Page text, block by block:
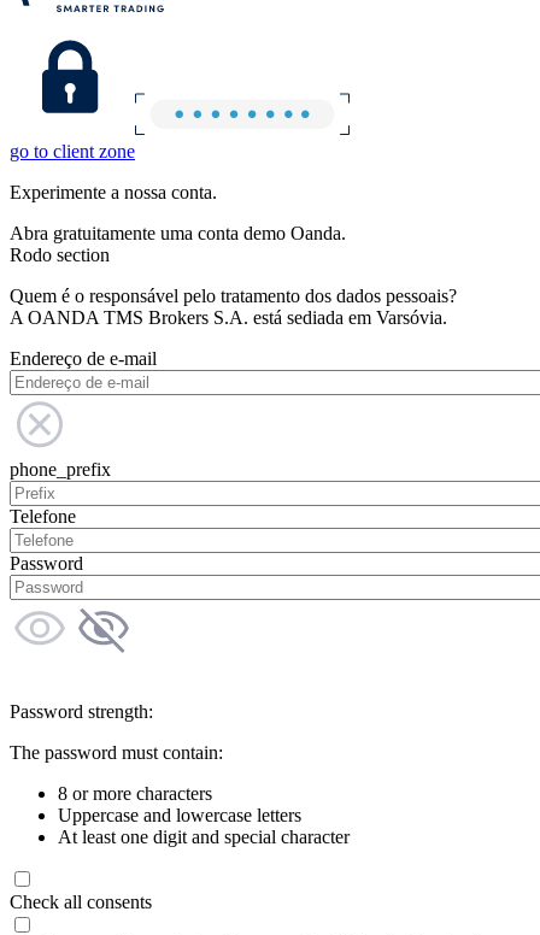
go to client zone
Experimente a nossa conta.
Abra gratuitamente uma conta demo Oanda.
Rodo section
Quem é o responsável pelo tratamento dos dados pessoais?
A OANDA TMS Brokers S.A. está sediada em Varsóvia.
Endereço de e-mail
phone_prefix
Telefone
Password
Password strength:
The password must contain:
8 or more characters
Uppercase and lowercase letters
At least one digit and special character
Check all consents